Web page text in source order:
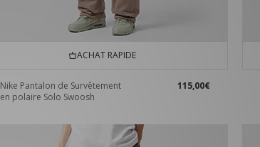
ACHAT RAPIDE
Nike Pantalon de Survêtement
en polaire Solo Swoosh
115,00€